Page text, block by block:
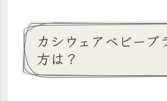
カシウェアベビー
方は？